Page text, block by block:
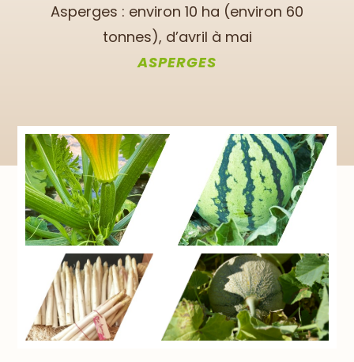
Asperges : environ 10 ha (environ 60
tonnes), d’avril à mai
ASPERGES